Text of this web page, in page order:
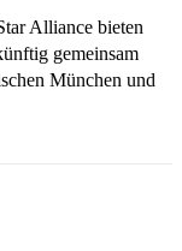
Alliance bieten
gemeinsam
München und